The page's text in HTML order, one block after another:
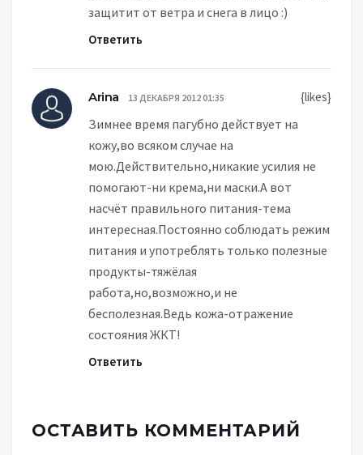
защитит от ветра и снега в лицо :)
Ответить
{likes}
Arina 13 ДЕКАБРЯ 2012 01:35
Зимнее время пагубно действует на
кожу,во всяком случае на
мою.Действительно,никакие усилия не
помогают-ни крема,ни маски.А вот
насчёт правильного питания-тема
интересная.Постоянно соблюдать режим
питания и употреблять только полезные
продукты-тяжёлая
работа,но,возможно,и не
бесполезная.Ведь кожа-отражение
состояния ЖКТ!
Ответить
ОСТАВИТЬ КОММЕНТАРИЙ